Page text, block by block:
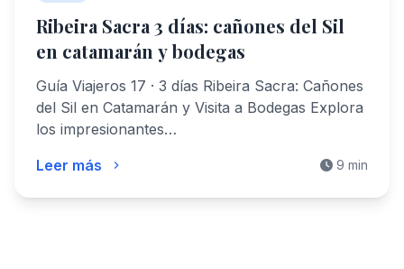
Ribeira Sacra 3 días: cañones del Sil
en catamarán y bodegas
Guía Viajeros 17 · 3 días Ribeira Sacra: Cañones
del Sil en Catamarán y Visita a Bodegas Explora
los impresionantes…
Leer más
9 min